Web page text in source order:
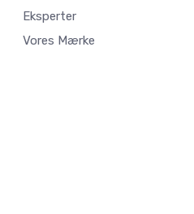
Eksperter
Vores Mærke